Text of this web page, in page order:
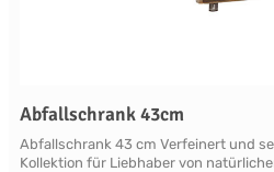
Abfallschrank 43cm
Abfallschrank 43 cm Verfeinert und
Kollektion für Liebhaber von